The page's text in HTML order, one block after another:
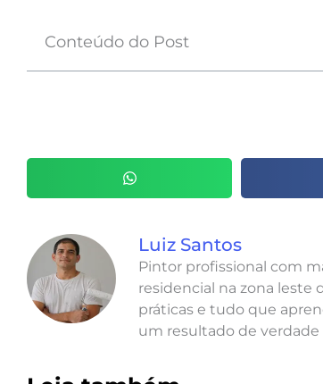
Conteúdo do Post
Luiz Santos
Pintor profissional com
residencial na zona leste
práticas e tudo que
um resultado de verdade